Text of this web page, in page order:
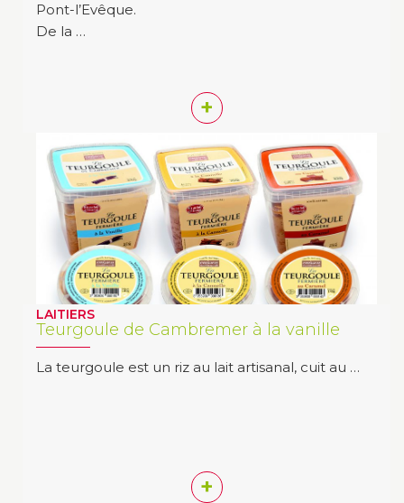
Pont-l’Evêque.
De la …
+
LAITIERS
Teurgoule de Cambremer à la vanille
La teurgoule est un riz au lait artisanal, cuit au …
+